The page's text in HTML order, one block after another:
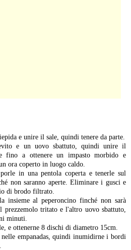
e unire il sale, quindi tenere da parte.
e un uovo sbattuto, quindi unire il
fino a ottenere un impasto morbido e
ora coperto in luogo caldo.
in una pentola coperta e tenerle sul
non saranno aperte. Eliminare i gusci e
di brodo filtrato.
insieme al peperoncino finché non sarà
tritato e l'altro uovo sbattuto,
minuti.
e ottenerne 8 dischi di diametro 15cm.
empanadas, quindi inumidirne i bordi